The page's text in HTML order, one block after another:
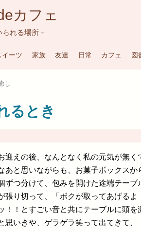
カフェ
られる場所－
イーツ 家族 友達 日常 カフェ 図
し
るとき
迎えの後、なんとなく私の元気が無
あと思いながらも、お菓子ボックス
ずつ分けて、包みを開けた途端テーブ
張り切って、「ボクが取ってあげる
！！とすごい音と共にテーブルに頭を
思いきや、ゲラゲラ笑って出てきて